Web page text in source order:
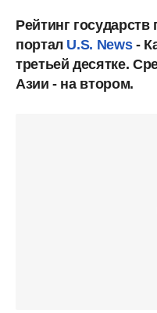
Рейтинг
порталU.S. News-
третьей десятке.
Азии - на втором.